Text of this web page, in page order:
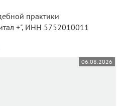
+", ИНН 5752010011
06.08.2026